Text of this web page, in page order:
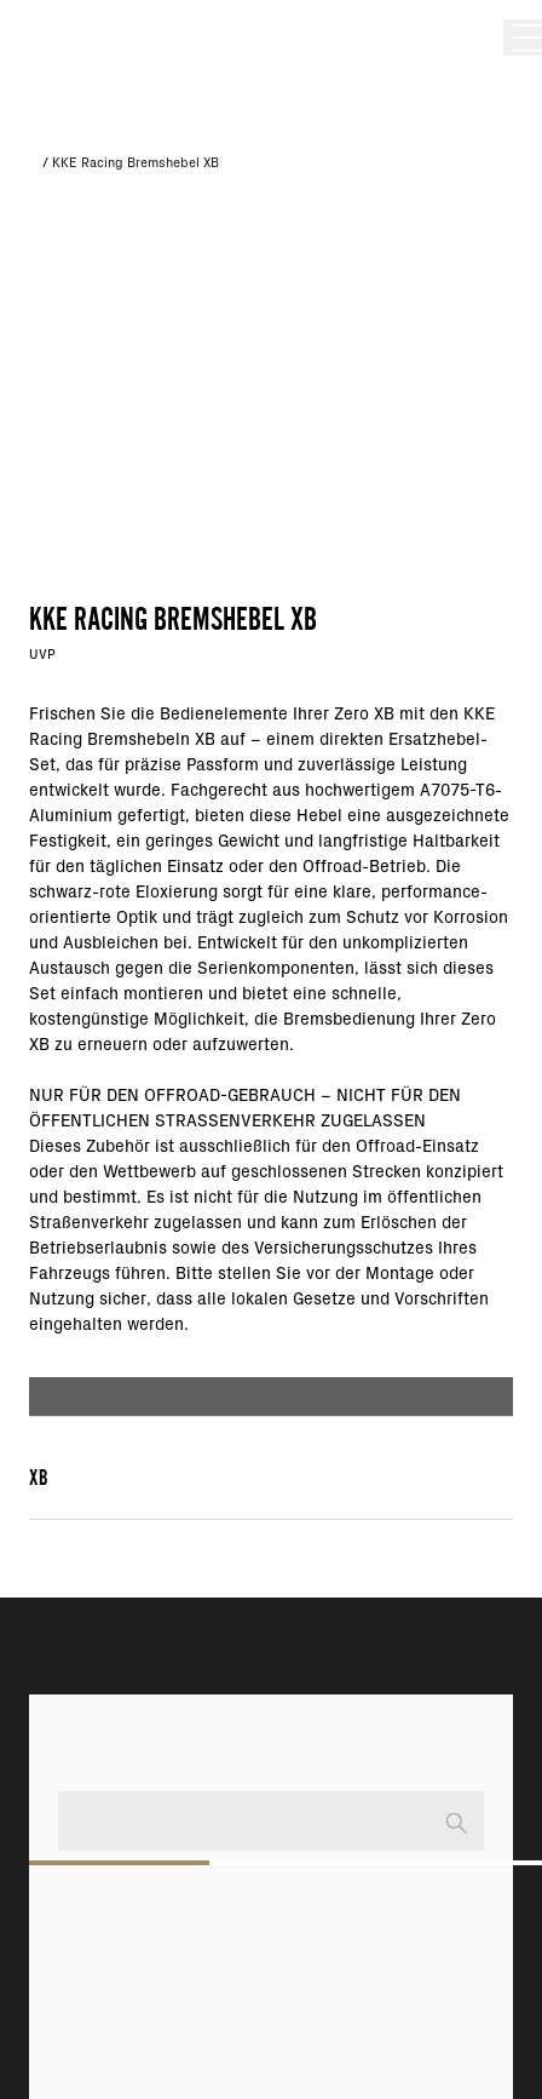
/ KKE Racing Bremshebel XB
KKE RACING BREMSHEBEL XB
UVP
Frischen Sie die Bedienelemente Ihrer Zero XB mit den KKE
Racing Bremshebeln XB auf – einem direkten Ersatzhebel-
Set, das für präzise Passform und zuverlässige Leistung
entwickelt wurde. Fachgerecht aus hochwertigem A7075-T6-
Aluminium gefertigt, bieten diese Hebel eine ausgezeichnete
Festigkeit, ein geringes Gewicht und langfristige Haltbarkeit
für den täglichen Einsatz oder den Offroad-Betrieb. Die
schwarz-rote Eloxierung sorgt für eine klare, performance-
orientierte Optik und trägt zugleich zum Schutz vor Korrosion
und Ausbleichen bei. Entwickelt für den unkomplizierten
Austausch gegen die Serienkomponenten, lässt sich dieses
Set einfach montieren und bietet eine schnelle,
kostengünstige Möglichkeit, die Bremsbedienung Ihrer Zero
XB zu erneuern oder aufzuwerten.
NUR FÜR DEN OFFROAD-GEBRAUCH – NICHT FÜR DEN
ÖFFENTLICHEN STRASSENVERKEHR ZUGELASSEN
Dieses Zubehör ist ausschließlich für den Offroad-Einsatz
oder den Wettbewerb auf geschlossenen Strecken konzipiert
und bestimmt. Es ist nicht für die Nutzung im öffentlichen
Straßenverkehr zugelassen und kann zum Erlöschen der
Betriebserlaubnis sowie des Versicherungsschutzes Ihres
Fahrzeugs führen. Bitte stellen Sie vor der Montage oder
Nutzung sicher, dass alle lokalen Gesetze und Vorschriften
eingehalten werden.
XB